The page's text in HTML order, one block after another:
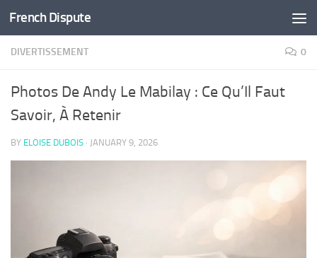
Skip to content
French Dispute
DIVERTISSEMENT 0
Photos De Andy Le Mabilay : Ce Qu’Il Faut
Savoir, À Retenir
BY ELOISE DUBOIS · JANUARY 9, 2026